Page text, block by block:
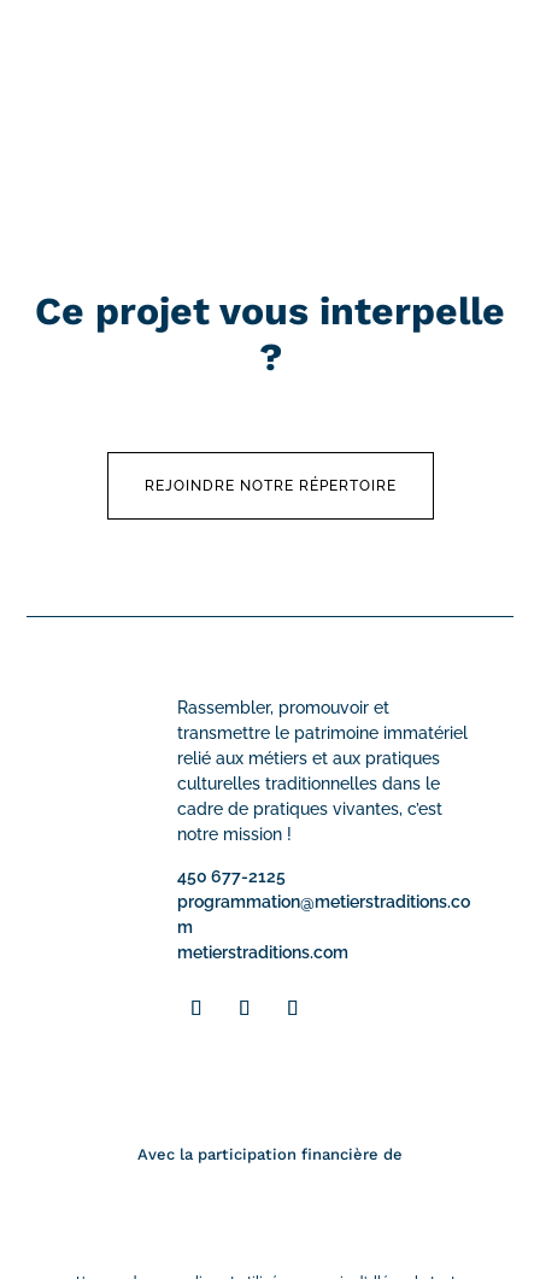
Ce projet vous interpelle
?
REJOINDRE NOTRE RÉPERTOIRE
Rassembler, promouvoir et
transmettre le patrimoine immatériel
relié aux métiers et aux pratiques
culturelles traditionnelles dans le
cadre de pratiques vivantes, c’est
notre mission !
450 677-2125
programmation@metierstraditions.co
m
metierstraditions.com
Avec la participation financière de